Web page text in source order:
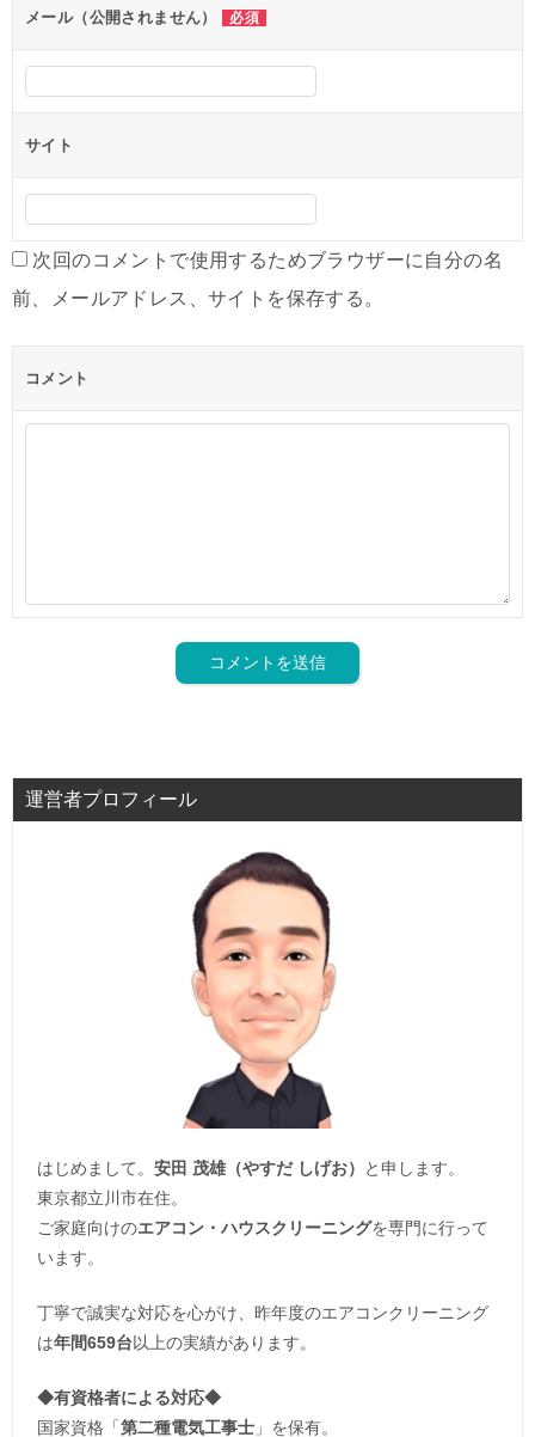
メール（公開されません） 必須
サイト
次回のコメントで使用するためブラウザーに自分の名
前、メールアドレス、サイトを保存する。
コメント
運営者プロフィール
はじめまして。 安田 茂雄（やすだ しげお）
と申します。
東京都立川市在住。
ご家庭向けのエアコン・ハウスクリーニングを専門に行って
います。
丁寧で誠実な対応を心がけ、昨年度のエアコンクリーニング
は年間659台以上の実績があります。
◆有資格者による対応◆
国家資格「 第二種電気工事士 」を保有。